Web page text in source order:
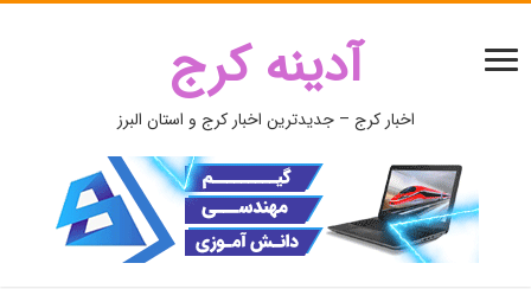
آدینه کرج
اخبار کرج – جدیدترین اخبار کرج و استان البرز